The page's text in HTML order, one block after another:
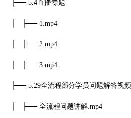
├── 5.4直播专题
│ ├── 1.mp4
│ ├── 2.mp4
│ ├── 3.mp4
├── 5.29全流程部分学员问题解答视频
│ ├── 全流程问题讲解.mp4